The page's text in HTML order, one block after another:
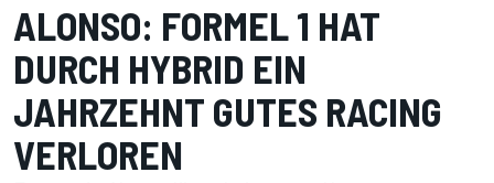
ALONSO: FORMEL 1 HAT
DURCH HYBRID EIN
JAHRZEHNT GUTES RACING
VERLOREN